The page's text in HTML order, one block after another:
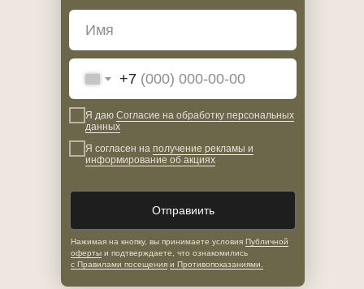
+7
Я даю Согласие на обработку персональных
данных
Я согласен на получение рекламы и
информирование об акциях
Отправиить
Нажимая на кнопку, вы принимаете условия Публичной
оферты и подтверждаете, что ознакомились
с Правилами посещения и Противопоказаниями.